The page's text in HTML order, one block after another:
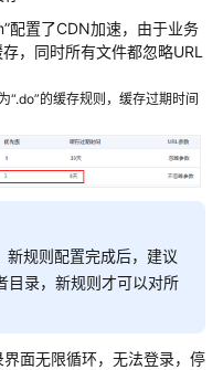
配置了CDN加速，由于业务
，同时所有文件都忽略URL
的缓存规则，缓存过期时间
新规则配置完成后，建议
目录，新规则才可以对所
面无限循环，无法登录，停